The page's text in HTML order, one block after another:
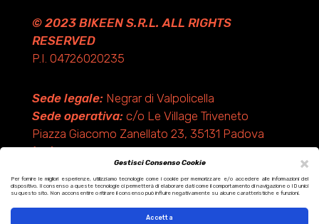
×
Gestisci Consenso Cookie
Per fornire le migliori esperienze, utilizziamo tecnologie come i cookie per memorizzare e/o accedere alle informazioni del
dispositivo. Il consenso a queste tecnologie ci permetterà di elaborare dati come il comportamento di navigazione o ID unici
su questo sito. Non acconsentire o ritirare il consenso può influire negativamente su alcune caratteristiche e funzioni.
Accetta
© 2023 BIKEEN S.R.L. ALL RIGHTS
RESERVED
P.I. 04726020235
Sede legale:Negrar di Valpolicella
Sede operativa:c/o Le Village Triveneto
Piazza Giacomo Zanellato 23, 35131 Padova
(PD)
Design by KF ADV
Development by Italix.net